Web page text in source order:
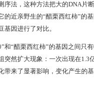
序法，这种方法把大的DNA片
的近亲野生的“醋栗西红柿”的
基因进行了对比。
和“醋栗西红柿”的基因之间只
突然扩大现象：一次出现在
带来了显著影响，变化产生的